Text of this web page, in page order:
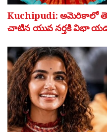
Kuchipudi: అమెరికాలో
చాటిన యువ నర్తకి విభా